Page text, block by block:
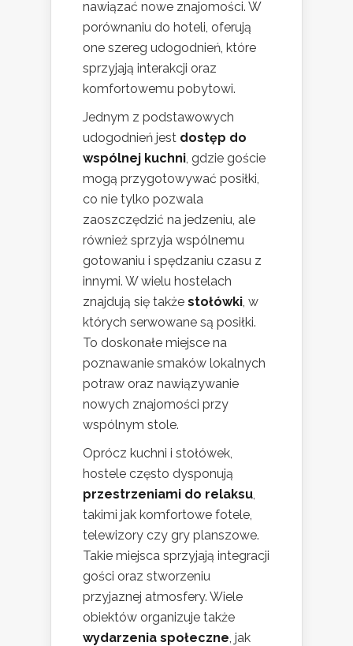
nawiązać nowe znajomości. W
porównaniu do hoteli, oferują
one szereg udogodnień, które
sprzyjają interakcji oraz
komfortowemu pobytowi.
Jednym z podstawowych
udogodnień jest dostęp do
wspólnej kuchni , gdzie goście
mogą przygotowywać posiłki,
co nie tylko pozwala
zaoszczędzić na jedzeniu, ale
również sprzyja wspólnemu
gotowaniu i spędzaniu czasu z
innymi. W wielu hostelach
znajdują się także stołówki , w
których serwowane są posiłki.
To doskonałe miejsce na
poznawanie smaków lokalnych
potraw oraz nawiązywanie
nowych znajomości przy
wspólnym stole.
Oprócz kuchni i stołówek,
hostele często dysponują
przestrzeniami do relaksu
takimi jak komfortowe fotele,
telewizory czy gry planszowe.
Takie miejsca sprzyjają integracji
gości oraz stworzeniu
przyjaznej atmosfery. Wiele
obiektów organizuje także
wydarzenia społeczne , jak